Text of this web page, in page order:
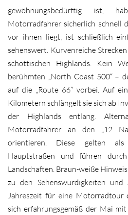
gewöhnungsbedürftig ist,
Motorradfahrer sicherlich schnell
vor ihnen liegt, ist schließlich
sehenswert. Kurvenreiche
schottischen Highlands. Kein
berühmten „North Coast 500“ –
auf die „Route 66“ vorbei. Auf
Kilometern schlängelt sie sich ab
der Highlands entlang.
Motorradfahrer an den „12
orientieren. Diese gelten
Hauptstraßen und führen
Landschaften. Braun-weiße
zu den Sehenswürdigkeiten
Jahreszeit für eine Motorradtour
sich erfahrungsgemäß der Mai